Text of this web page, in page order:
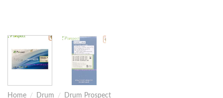
Home / Drum / Drum Prospect